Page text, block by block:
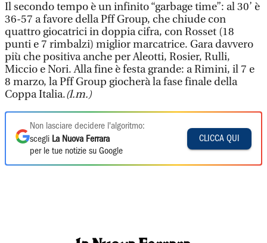
Il secondo tempo è un infinito “garbage time”: al 30’ è
36-57 a favore della Pff Group, che chiude con
quattro giocatrici in doppia cifra, con Rosset (18
punti e 7 rimbalzi) miglior marcatrice. Gara davvero
più che positiva anche per Aleotti, Rosier, Rulli,
Miccio e Nori. Alla fine è festa grande: a Rimini, il 7 e
8 marzo, la Pff Group giocherà la fase finale della
Coppa Italia.(l.m.)
Non lasciare decidere l'algoritmo:
scegli La Nuova Ferrara
per le tue notizie su Google
CLICCA QUI